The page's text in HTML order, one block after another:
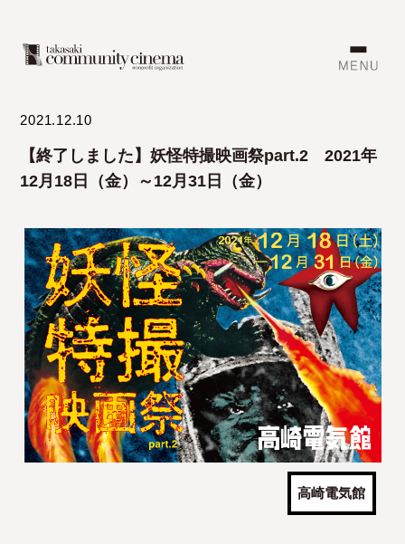
2021.12.10
【終了しました】妖怪特撮映画祭part.2 2021年
12月18日（金）～12月31日（金）
高崎電気館